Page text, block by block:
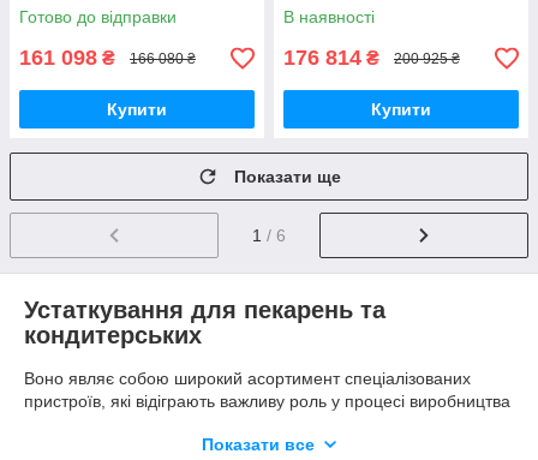
Готово до відправки
161 098 ₴ 166 080 ₴
Купити
В наявності
176 814 ₴ 200 925 ₴
Купити
Показати ще
1 / 6
Устаткування для пекарень та
кондитерських
Воно являє собою широкий асортимент спеціалізованих
пристроїв, які відіграють важливу роль у процесі виробництва
для кондитерських можна придбати на вигідних умовах,
Показати все